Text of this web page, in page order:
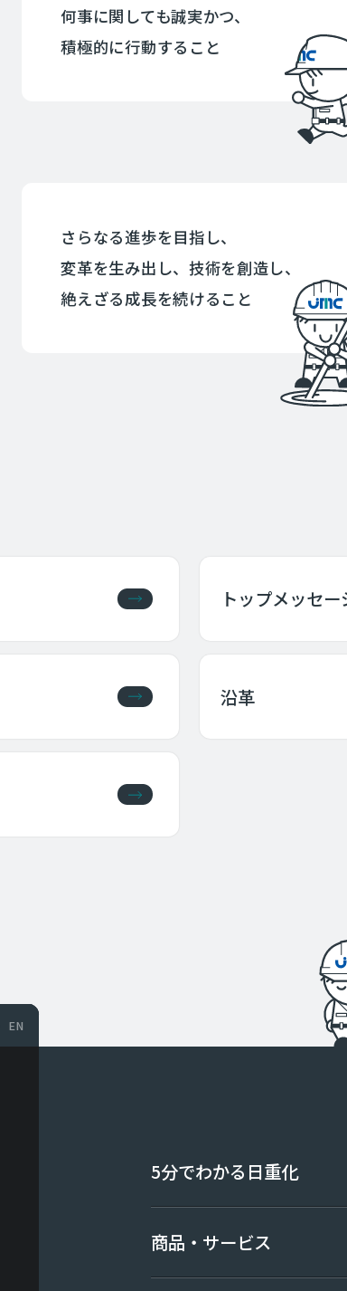
何事に関しても誠実かつ、
積極的に行動すること
さらなる進歩を目指し、
変革を生み出し、技術を創造し、
絶えざる成長を続けること
トップメッセー
沿革
EN
5分でわかる日重化
商品・サービス